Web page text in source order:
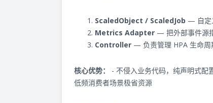
ScaledObject / ScaledJob — 自定
Metrics Adapter — 把外部事件源
Controller — 负责管理 HPA 生命周
核心优势：
- 不侵入业务代码，纯声明式配
低频消费者场景极省资源